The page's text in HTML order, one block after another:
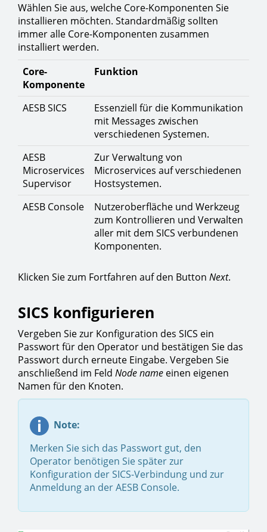
Wählen Sie aus, welche Core-Komponenten Sie
installieren möchten. Standardmäßig sollten
immer alle Core-Komponenten zusammen
installiert werden.
Core-
Komponente
Funktion
AESB SICS
Essenziell für die Kommunikation
mit Messages zwischen
verschiedenen Systemen.
AESB
Microservices
Supervisor
Zur Verwaltung von
Microservices auf verschiedenen
Hostsystemen.
AESB Console
Nutzeroberfläche und Werkzeug
zum Kontrollieren und Verwalten
aller mit dem SICS verbundenen
Komponenten.
Klicken Sie zum Fortfahren auf den Button Next.
SICS konfigurieren
Vergeben Sie zur Konfiguration des SICS ein
Passwort für den Operator und bestätigen Sie das
Passwort durch erneute Eingabe. Vergeben Sie
anschließend im Feld Node name einen eigenen
Namen für den Knoten.
Note:
Merken Sie sich das Passwort gut, den
Operator benötigen Sie später zur
Konfiguration der SICS-Verbindung und zur
Anmeldung an der AESB Console.